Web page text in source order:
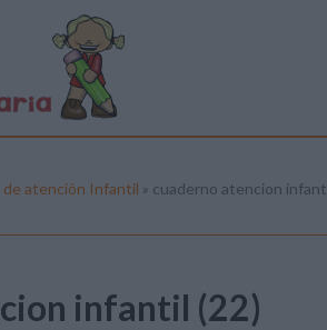
de atención Infantil » cuaderno atencion
infantil (22)